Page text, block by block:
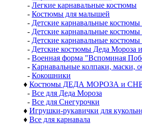
- Легкие карнавальные костюмы
- Костюмы для малышей
- Детские карнавальные костюмы
- Детские карнавальные костюмы
- Детские карнавальные костюмы
- Детские костюмы Деда Мороза
- Военная форма "Вспоминая
- Карнавальные колпаки, маски,
- Кокошники
♦ Костюмы ДЕДА МОРОЗА и
- Все для Деда Мороза
- Все для Снегурочки
♦ Игрушки-рукавички для
♦ Все для карнавала